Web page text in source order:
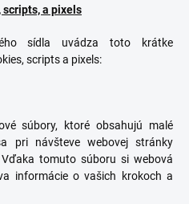
scripts, a pixels
sídla uvádza toto krátke
scripts a pixels:
súbory, ktoré obsahujú malé
pri návšteve webovej stránky
tomuto súboru si webová
informácie o vašich krokoch a